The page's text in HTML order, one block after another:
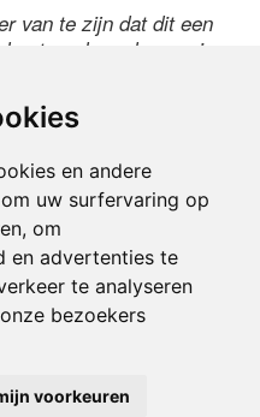
en andere
uw surfervaring op
om
en advertenties te
te analyseren
bezoekers
voorkeuren
van te zijn dat dit een
code over in
|Brisk magazine